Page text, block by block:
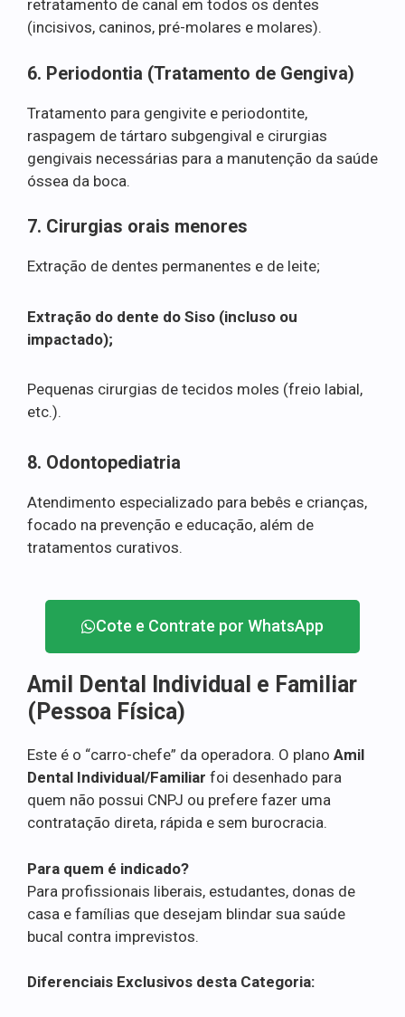
retratamento de canal em todos os dentes
(incisivos, caninos, pré-molares e molares).
6. Periodontia (Tratamento de Gengiva)
Tratamento para gengivite e periodontite,
raspagem de tártaro subgengival e cirurgias
gengivais necessárias para a manutenção da saúde
óssea da boca.
7. Cirurgias orais menores
Extração de dentes permanentes e de leite;
Extração do dente do Siso (incluso ou
impactado);
Pequenas cirurgias de tecidos moles (freio labial,
etc.).
8. Odontopediatria
Atendimento especializado para bebês e crianças,
focado na prevenção e educação, além de
tratamentos curativos.
Cote e Contrate por WhatsApp
Amil Dental Individual e Familiar
(Pessoa Física)
Este é o “carro-chefe” da operadora. O plano Amil
Dental Individual/Familiar foi desenhado para
quem não possui CNPJ ou prefere fazer uma
contratação direta, rápida e sem burocracia.
Para quem é indicado?
Para profissionais liberais, estudantes, donas de
casa e famílias que desejam blindar sua saúde
bucal contra imprevistos.
Diferenciais Exclusivos desta Categoria: